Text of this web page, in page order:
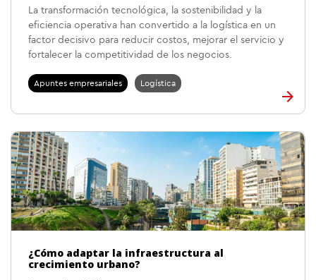
La transformación tecnológica, la sostenibilidad y la
eficiencia operativa han convertido a la logística en un
factor decisivo para reducir costos, mejorar el servicio y
fortalecer la competitividad de los negocios.
Apuntes empresariales Logística
¿Cómo adaptar la infraestructura al
crecimiento urbano?